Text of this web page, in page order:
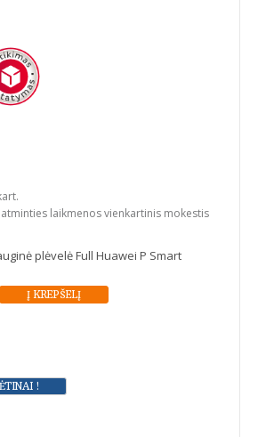
laikmenos vienkartinis mokestis
plėvelė Full Huawei P Smart